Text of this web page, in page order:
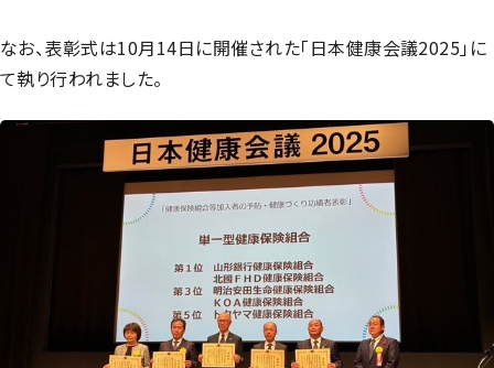
なお、表彰式は10月14日に開催された「日本健康会議2025」に
て執り行われました。